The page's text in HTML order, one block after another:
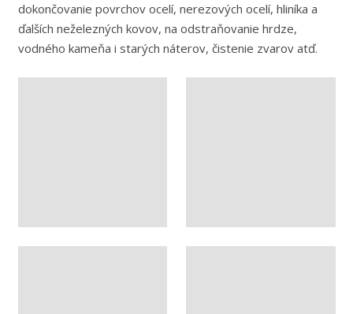
dokončovanie povrchov ocelí, nerezových ocelí, hliníka a
ďalších neželezných kovov, na odstraňovanie hrdze,
vodného kameňa i starých náterov, čistenie zvarov atď.